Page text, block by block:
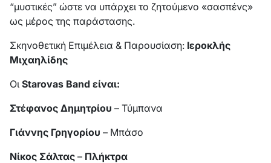
“μυστικές” ώστε να υπάρχει το ζητούμενο «σασπένς»
ως μέρος της παράστασης.
Σκηνοθετική Επιμέλεια & Παρουσίαση: Ιεροκλής
Μιχαηλίδης
Οι Starovas Band είναι:
Στέφανος Δημητρίου – Τύμπανα
Γιάννης Γρηγορίου – Μπάσο
Νίκος Σάλτας – Πλήκτρα